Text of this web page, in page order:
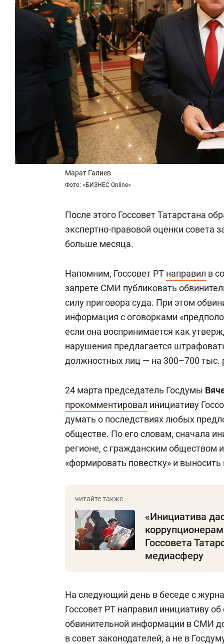
Марат Галиев
Фото: «БИЗНЕС Online»
После этого Госсовет Татарстана
экспертно-правовой оценки совета
больше месяца.
Напомним, Госсовет РТ направил в
запрете СМИ публиковать
силу приговора суда. При этом
информация с оговорками
если она воспринимается как
нарушения предлагается
должностных лиц — на 300–700 тыс.
24 марта председатель Госдумы
прокомментировал инициативу
думать о последствиях любых
обществе. По его словам, сначала
регионе, с гражданским обществом
«формировать повестку» и
«Инициатива
Госсовета
медиасферу
На следующий день в беседе с
Госсовет РТ направил инициативу
обвинительной информации в СМИ
в совет законодателей, а не в